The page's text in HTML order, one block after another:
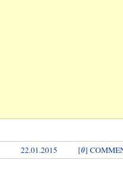
22.01.2015 [0]